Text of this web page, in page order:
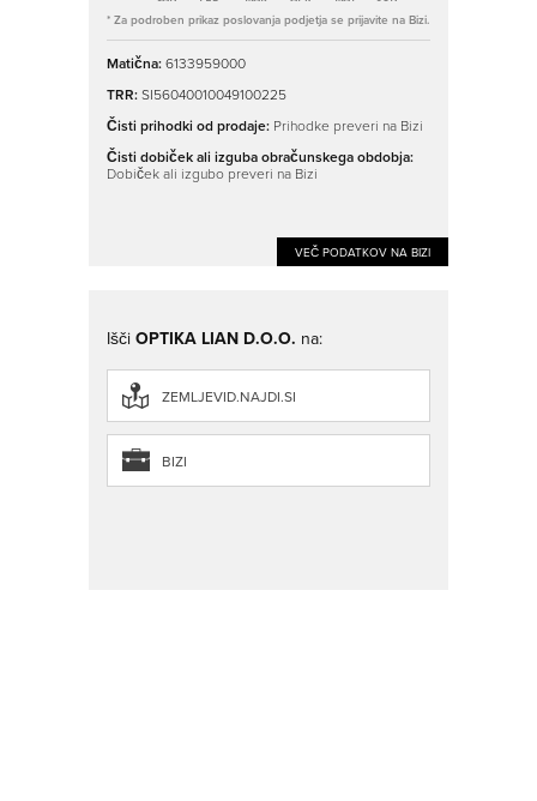
* Za podroben prikaz poslovanja podjetja se prijavite na Bizi.
Matična:6133959000
TRR:SI56040010049100225
Čisti prihodki od prodaje: Prihodke preveri na Bizi
Čisti dobiček ali izguba obračunskega obdobja:
Dobiček ali izgubo preveri na Bizi
VEČ PODATKOV NA BIZI
Išči OPTIKA LIAN D.O.O. na:
ZEMLJEVID.NAJDI.SI
BIZI